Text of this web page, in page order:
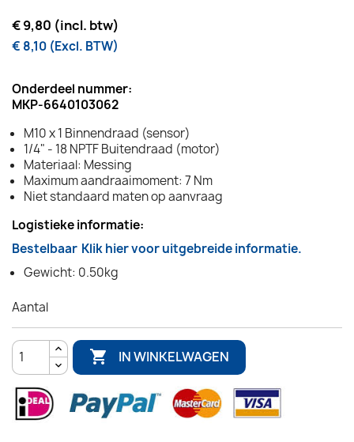
€ 9,80 (incl. btw)
€ 8,10 (Excl. BTW)
Onderdeel nummer:
MKP-6640103062
M10 x 1 Binnendraad (sensor)
1/4" - 18 NPTF Buitendraad (motor)
Materiaal: Messing
Maximum aandraaimoment: 7 Nm
Niet standaard maten op aanvraag
Logistieke informatie:
Bestelbaar Klik hier voor uitgebreide informatie.
Gewicht: 0.50kg
Aantal
 IN WINKELWAGEN